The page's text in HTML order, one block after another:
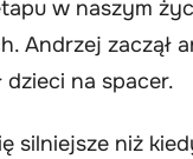
w naszym
Andrzej zaczął
dzieci na spacer.
silniejsze niż